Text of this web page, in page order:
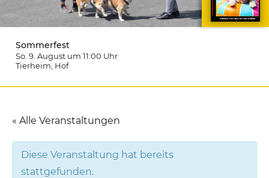
Sommerfest
So. 9. August um 11:00 Uhr
Tierheim , Hof
« Alle Veranstaltungen
Diese Veranstaltung hat bereits
stattgefunden.